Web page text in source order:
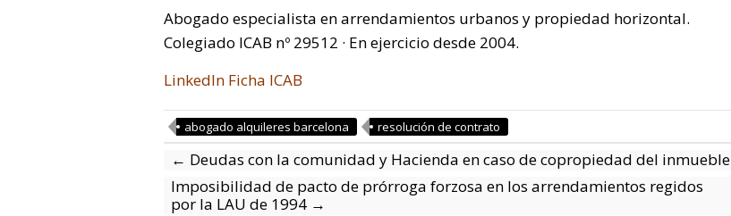
Abogado especialista en arrendamientos urbanos y propiedad horizontal.
Colegiado ICAB nº 29512 · En ejercicio desde 2004.
LinkedIn Ficha ICAB
abogado alquileres barcelona resolución de contrato
← Deudas con la comunidad y Hacienda en caso de copropiedad del inmueble
Imposibilidad de pacto de prórroga forzosa en los arrendamientos regidos
por la LAU de 1994 →